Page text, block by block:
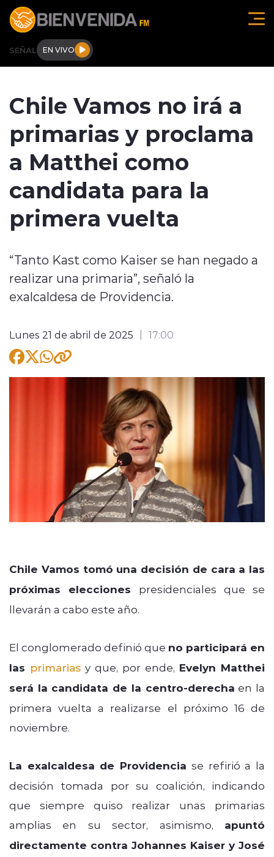
Click acá para ir directamente al contenido
SEÑAL EN VIVO
Tendencias
Internacional
Entrevistas
Chile Vamos no irá a
primarias y proclama
a Matthei como
candidata para la
primera vuelta
“Tanto Kast como Kaiser se han negado a
realizar una primaria”, señaló la
exalcaldesa de Providencia.
Lunes 21 de abril de 2025 17:00
Chile Vamos tomó una decisión de cara a las
próximas elecciones presidenciales que se
llevarán a cabo este año.
El conglomerado definió que no participará en
las primarias y que, por ende, Evelyn Matthei
será la candidata de la centro-derecha en la
primera vuelta a realizarse el próximo 16 de
noviembre.
La exalcaldesa de Providencia se refirió a la
decisión tomada por su coalición, indicando
que siempre quiso realizar unas primarias
amplias en su sector, asimismo, apuntó
directamente contra Johannes Kaiser y José